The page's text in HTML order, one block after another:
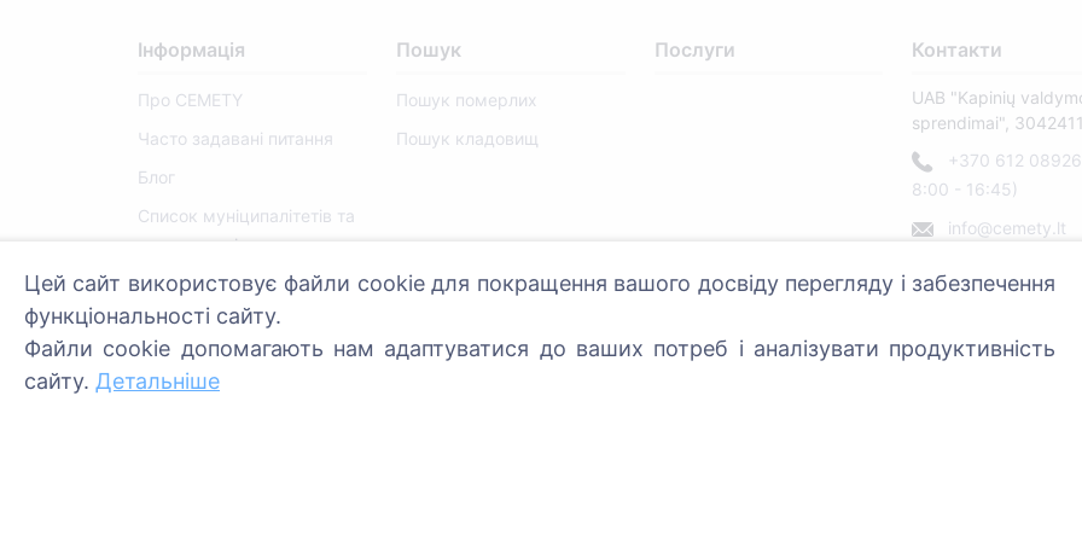
Інформація
Про CEMETY
Часто задавані питання
Блог
Список муніципалітетів та
користувачів
Політика конфіденційності
Політика платежів
Налаштування файлів
cookie
Пошук
Пошук померлих
Пошук кладовищ
Послуги Контакти
UAB "Kapinių
sprendimai",
+370 612
8:00 - 16:45)
info@cemety.lt
країні!
Цей сайт використовує файли cookie для покращення вашого досвіду перегляду і забезпечення
функціональності сайту.
Файли cookie допомагають нам адаптуватися до ваших потреб і аналізувати продуктивність
сайту. Детальніше